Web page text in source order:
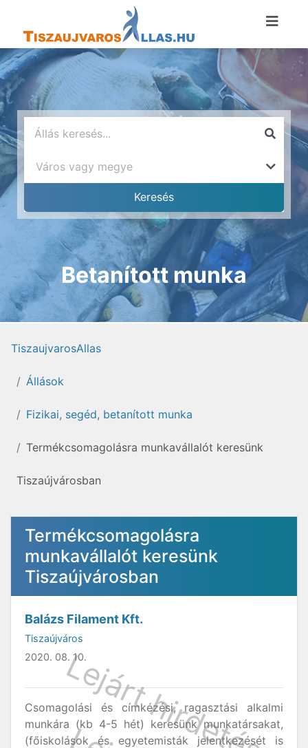
Betanított munka
TiszaujvarosAllas
Állások
Fizikai, segéd, betanított munka
Termékcsomagolásra munkavállalót keresünk
Tiszaújvárosban
Termékcsomagolásra
munkavállalót keresünk
Tiszaújvárosban
Balázs Filament Kft.
Tiszaújváros
2020. 08. 10.
Csomagolási és címkézési, ragasztási alkalmi
munkára (kb 4-5 hét) keresünk munkatársakat,
(főiskolások és egyetemisták jelentkezését is